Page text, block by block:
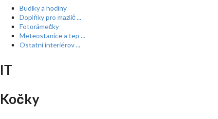
Budíky a hodiny
Doplňky pro mazlíč ...
Fotorámečky
Meteostanice a tep ...
Ostatní interiérov ...
IT
Kočky